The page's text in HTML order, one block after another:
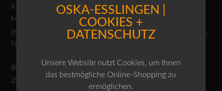
Kleidungsstück gefärbt für einen schönen Farbeffekt.
Mögliche Unregelmäßigkeiten in der Färbung sind ein
gewünschter Effekt und keine Mängel. 100% Naturfasern,
Naturfasern sind nachwachsende Rohstoffe.
80% Baumwolle
20% Leinen
OSKA-ESSLINGEN |
COOKIES +
DATENSCHUTZ
Unsere Website nutzt Cookies, um Ihnen
das bestmögliche Online-Shopping zu
ermöglichen.